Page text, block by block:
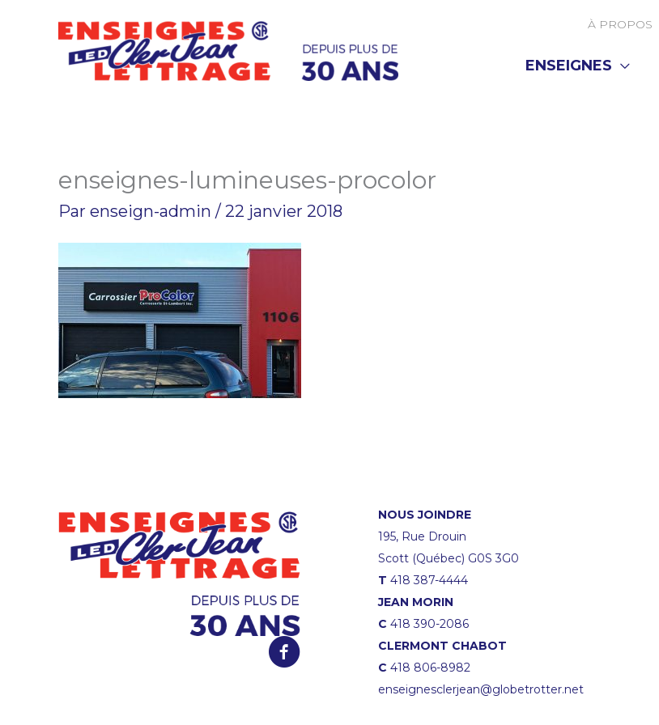
À PROPOS
ENSEIGNES
enseignes-lumineuses-procolor
Par enseign-admin / 22 janvier 2018
NOUS JOINDRE
195, Rue Drouin
Scott (Québec) G0S 3G0
T 418 387-4444
JEAN MORIN
C 418 390-2086
CLERMONT CHABOT
C 418 806-8982
enseignesclerjean@globetrotter.net